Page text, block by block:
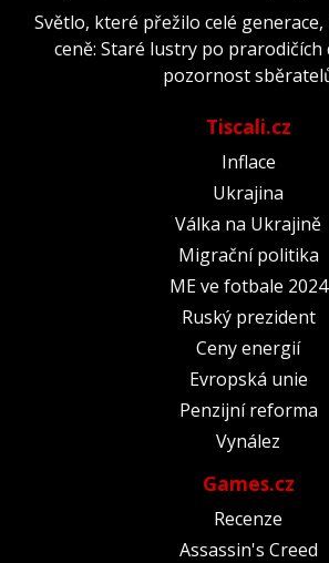
Světlo, které přežilo celé
ceně: Staré lustry po
pozornost
Tiscali.cz
Inflace
Ukrajina
Válka na Ukrajině
Migrační politika
ME ve fotbale 2024
Ruský prezident
Ceny energií
Evropská unie
Penzijní reforma
Vynález
Games.cz
Recenze
Assassin's Creed